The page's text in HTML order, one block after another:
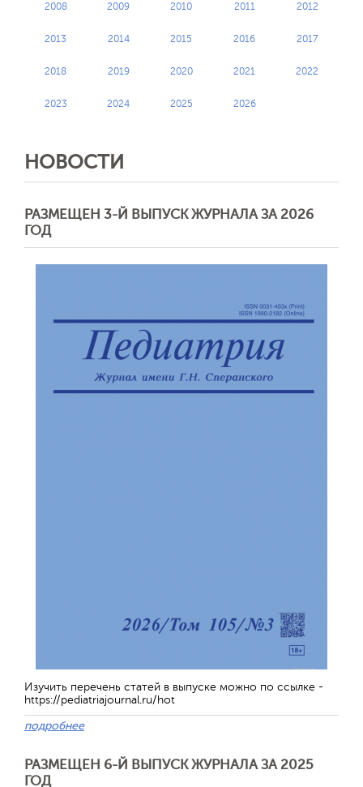
2008 2009 2010 2011 2012
2013 2014 2015 2016 2017
2018 2019 2020 2021 2022
2023 2024 2025 2026
НОВОСТИ
РАЗМЕЩЕН 3-Й ВЫПУСК ЖУРНАЛА ЗА 2026
ГОД
Изучить перечень статей в выпуске можно по ссылке -
https://pediatriajournal.ru/hot
подробнее
РАЗМЕЩЕН 6-Й ВЫПУСК ЖУРНАЛА ЗА 2025
ГОД